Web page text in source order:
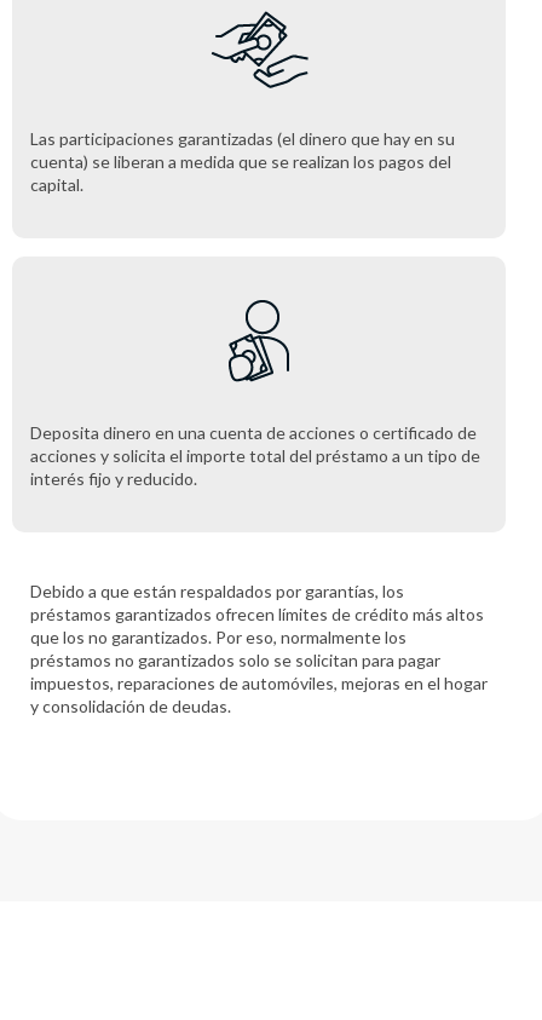
Deposita dinero en una cuenta de acciones o certificado de
acciones y solicita el importe total del préstamo a un tipo de
interés fijo y reducido.
Las participaciones garantizadas (el dinero que hay en su
cuenta) se liberan a medida que se realizan los pagos del
capital.
Debido a que están respaldados por garantías, los
préstamos garantizados ofrecen límites de crédito más altos
que los no garantizados. Por eso, normalmente los
préstamos no garantizados solo se solicitan para pagar
impuestos, reparaciones de automóviles, mejoras en el hogar
y consolidación de deudas.